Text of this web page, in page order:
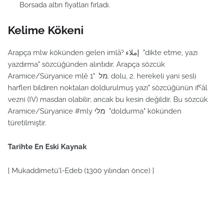
Borsada altın fiyatları fırladı.
Kelime Kökeni
Arapça mlw kökünden gelen imlāˀ إملاء "dikte etme, yazı
yazdırma" sözcüğünden alıntıdır. Arapça sözcük
Aramice/Süryanice mlē מל "1. dolu, 2. herekeli yani sesli
harfleri bildiren noktaları doldurulmuş yazı" sözcüğünün ifˁāl
vezni (IV) masdarı olabilir; ancak bu kesin değildir. Bu sözcük
Aramice/Süryanice #mly מלי "doldurma" kökünden
türetilmiştir.
Tarihte En Eski Kaynak
[ Mukaddimetü'l-Edeb (1300 yılından önce) ]